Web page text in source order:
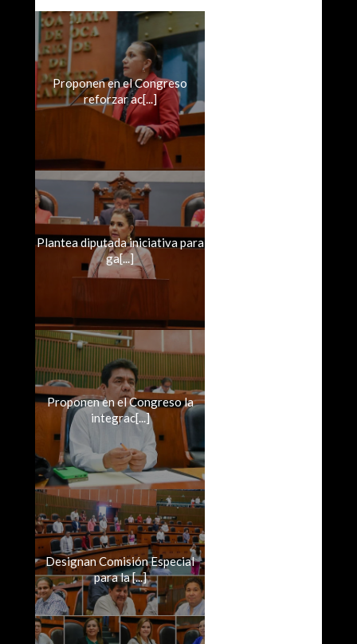
Proponen en el Congreso
reforzar ac[...]
Plantea diputada iniciativa para
ga[...]
Proponen en el Congreso la
integrac[...]
Designan Comisión Especial
para la [...]